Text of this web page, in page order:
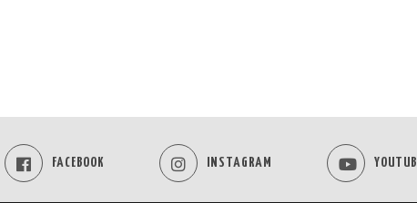
FACEBOOK INSTAGRAM